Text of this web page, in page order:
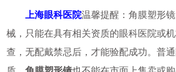
上海眼科医院温馨提醒：角膜塑形
械，只能在具有相关资质的眼科医院或
查，无配戴禁忌后，才能验配成功。普